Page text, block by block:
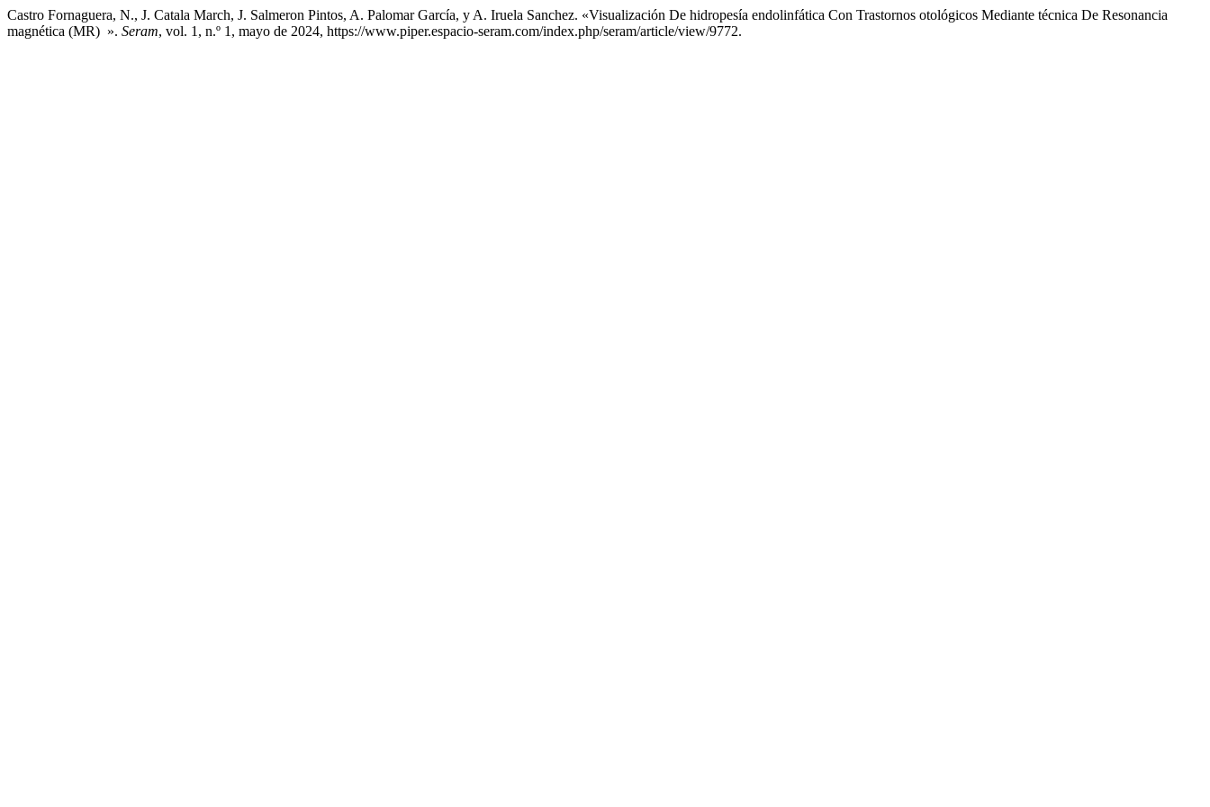
Castro Fornaguera, N., J. Catala March, J. Salmeron Pintos, A. Palomar García, y A. Iruela Sanchez. «Visualización De hidropesía endolinfática Con Trastornos otológicos Mediante técnica De Resonancia
magnética (MR) ». Seram, vol. 1, n.º 1, mayo de 2024, https://www.piper.espacio-seram.com/index.php/seram/article/view/9772.